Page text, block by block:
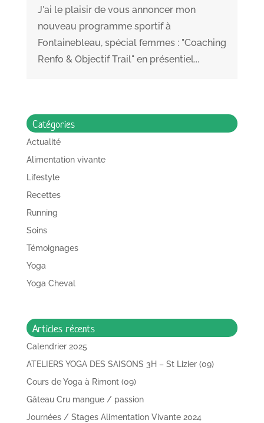
J'ai le plaisir de vous annoncer mon
nouveau programme sportif à
Fontainebleau, spécial femmes : "Coaching
Renfo & Objectif Trail" en présentiel...
Catégories
Actualité
Alimentation vivante
Lifestyle
Recettes
Running
Soins
Témoignages
Yoga
Yoga Cheval
Articles récents
Calendrier 2025
ATELIERS YOGA DES SAISONS 3H – St Lizier (09)
Cours de Yoga à Rimont (09)
Gâteau Cru mangue / passion
Journées / Stages Alimentation Vivante 2024